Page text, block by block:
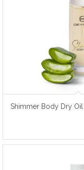
Shimmer Body Dry Oil